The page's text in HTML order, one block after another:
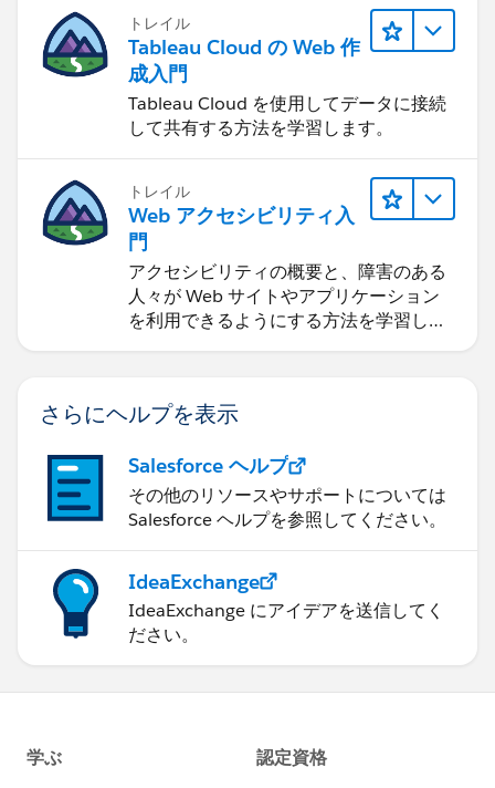
トレイル
Tableau Cloud の Web 作
成入門
Tableau Cloud を使用してデータに接続
して共有する方法を学習します。
トレイル
Web アクセシビリティ入
門
アクセシビリティの概要と、障害のある
人々が Web サイトやアプリケーション
を利用できるようにする方法を学習しま
さらにヘルプを表示
Salesforce ヘルプ
その他のリソースやサポートについては
Salesforce ヘルプを参照してください。
IdeaExchange
IdeaExchange にアイデアを送信してく
ださい。